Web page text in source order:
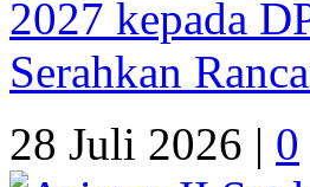
Serahkan
28 Juli 2026 | 0